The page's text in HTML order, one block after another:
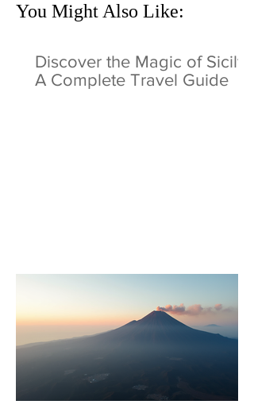
You Might Also Like:
Discover the Magic of Sicily:
A Complete Travel Guide